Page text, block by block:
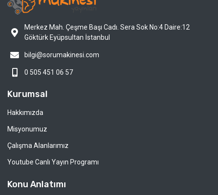
Merkez Mah. Çeşme Başı Cadı. Sera Sok No:4 Daire:12
Göktürk Eyüpsultan İstanbul
bilgi@sorumakinesi.com
0 505 451 06 57
Kurumsal
Hakkımızda
Misyonumuz
Çalışma Alanlarımız
Youtube Canlı Yayın Programı
Konu Anlatımı